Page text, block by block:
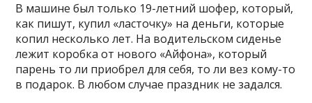
В машине был только 19-летний шофер, который,
как пишут, купил «ласточку» на деньги, которые
копил несколько лет. На водительском сиденье
лежит коробка от нового «Айфона», который
парень то ли приобрел для себя, то ли вез кому-то
в подарок. В любом случае праздник не задался.